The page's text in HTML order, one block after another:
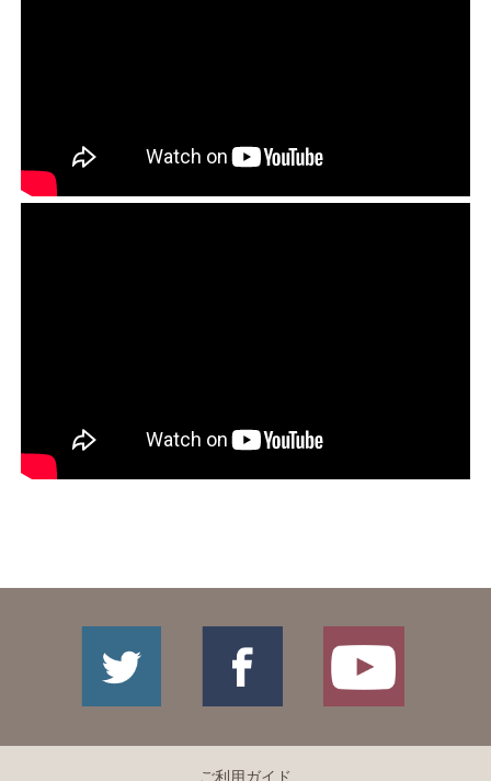
ご利用ガイド